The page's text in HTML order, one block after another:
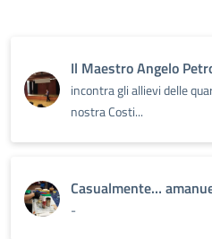
Il Maestro Angelo
incontra gli allievi delle
nostra Costi...
Casualmente…
-